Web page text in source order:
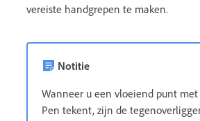
vereiste handgrepen te maken.
Notitie
Wanneer u een vloeiend punt
Pen tekent, zijn de